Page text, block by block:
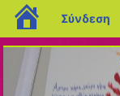
blogs.sch.gr
Σύνδεση